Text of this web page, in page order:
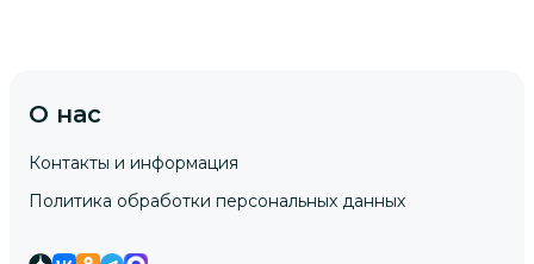
О нас
Контакты и информация
Политика обработки персональных данных